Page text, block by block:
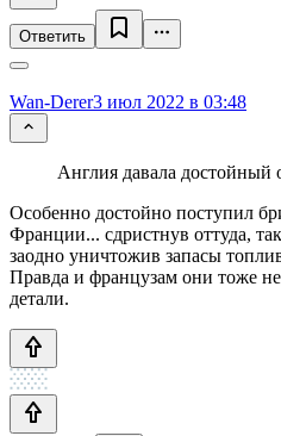
Ответить
Wan-Derer3 июл 2022 в 03:48
Англия давала достойный
Особенно достойно поступил
Франции... сдристнув оттуда,
заодно уничтожив запасы
Правда и французам они тоже не
детали.